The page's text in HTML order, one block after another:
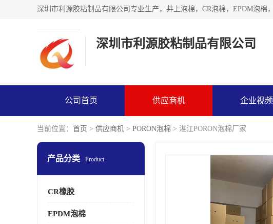
深圳市利源胶粘制品有限公司
公司首页 供应商机 企业视频
当前位置： 首页 > 供应商机 > PORON泡棉 > 湛江PORON泡棉厂家
产品分类 Product
CR橡胶
EPDM泡棉